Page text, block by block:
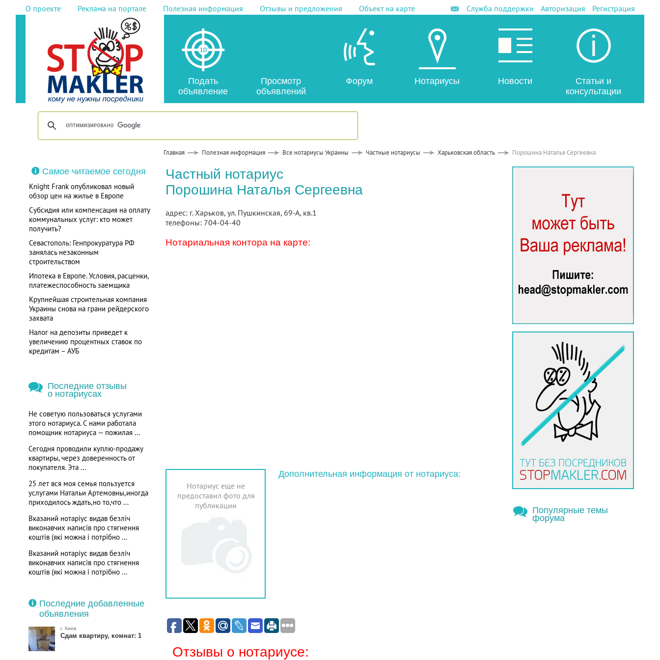
О проекте Реклама на портале Полезная информация Отзывы и предложения Объект на карте Служба поддержки Авторизация Регистрация
Подать
объявление
Просмотр
объявлений
Форум Нотариусы Новости
Статьи и
консультации
Главная Полезная информация Все нотариусы Украины Частные нотариусы Харьковская область Порошина Наталья Сергеевна
Самое читаемое сегодня
Knight Frank опубликовал новый
обзор цен на жилье в Европе
Субсидия или компенсация на оплату
коммунальных услуг: кто может
получить?
Севастополь: Генпрокуратура РФ
занялась незаконным
строительством
Ипотека в Европе. Условия, расценки,
платежеспособность заемщика
Крупнейшая строительная компания
Украины снова на грани рейдерского
захвата
Налог на депозиты приведет к
увеличению процентных ставок по
кредитам – АУБ
Последние отзывы
о нотариусах
Не советую пользоваться услугами
этого нотариуса. С нами работала
помощник нотариуса — пожилая ...
Сегодня проводили куплю-продажу
квартиры, через доверенность от
покупателя. Эта ...
25 лет вся моя семья пользуется
услугами Натальи Артемовны,иногда
приходилось ждать,но то,что ...
Вказаний нотаріус видав безліч
виконавчих написів про стягнення
коштів (які можна і потрібно ...
Вказаний нотаріус видав безліч
виконавчих написів про стягнення
коштів (які можна і потрібно ...
Последние добавленные
объявления
г. Киев
Сдам квартиру, комнат: 1
Частный нотариус
Порошина Наталья Сергеевна
адрес: г. Харьков, ул. Пушкинская, 69-А, кв.1
телефоны: 704-04-40
Нотариальная контора на карте:
Дополнительная информация от нотариуса:
Нотариус еще не
предоставил фото для
публикации
Отзывы о нотариусе:
Популярные темы
форума